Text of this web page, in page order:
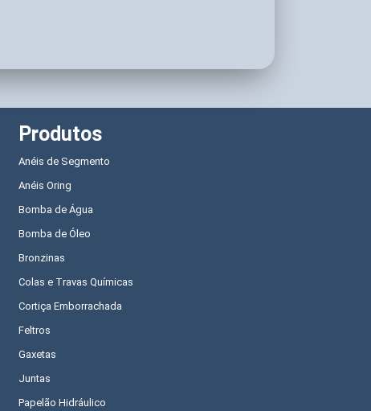
Produtos
Anéis de Segmento
Anéis Oring
Bomba de Água
Bomba de Óleo
Bronzinas
Colas e Travas Químicas
Cortiça Emborrachada
Feltros
Gaxetas
Juntas
Papelão Hidráulico